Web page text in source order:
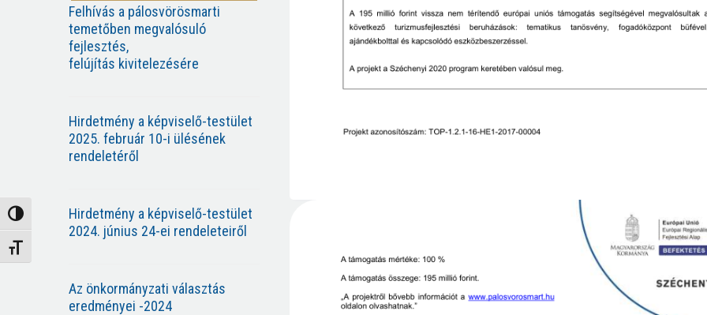
Nagy kontraszt váltása
Betűméret váltása
Felhívás a pálosvörösmarti
temetőben megvalósuló
fejlesztés,
felújítás kivitelezésére
Hirdetmény a képviselő-testület
2025. február 10-i ülésének
rendeletéről
Hirdetmény a képviselő-testület
2024. június 24-ei rendeleteiről
Az önkormányzati választás
eredményei -2024